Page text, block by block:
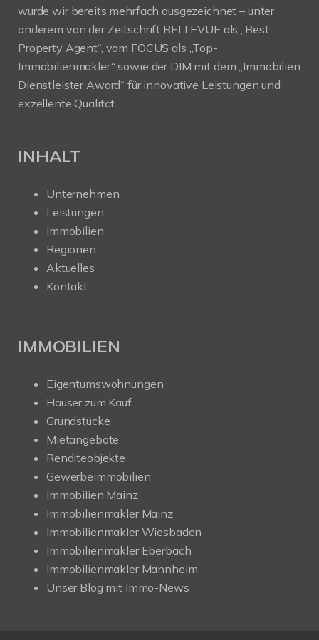
wurde wir bereits mehrfach ausgezeichnet – unter
anderem von der Zeitschrift BELLEVUE als „Best
Property Agent“, vom FOCUS als „Top-
Immobilienmakler“ sowie der DIM mit dem „Immobilien
Dienstleister Award“ für innovative Leistungen und
exzellente Qualität.
INHALT
Unternehmen
Leistungen
Immobilien
Regionen
Aktuelles
Kontakt
IMMOBILIEN
Eigentumswohnungen
Häuser zum Kauf
Grundstücke
Mietangebote
Renditeobjekte
Gewerbeimmobilien
Immobilien Mainz
Immobilienmakler Mainz
Immobilienmakler Wiesbaden
Immobilienmakler Eberbach
Immobilienmakler Mannheim
Unser Blog mit Immo-News